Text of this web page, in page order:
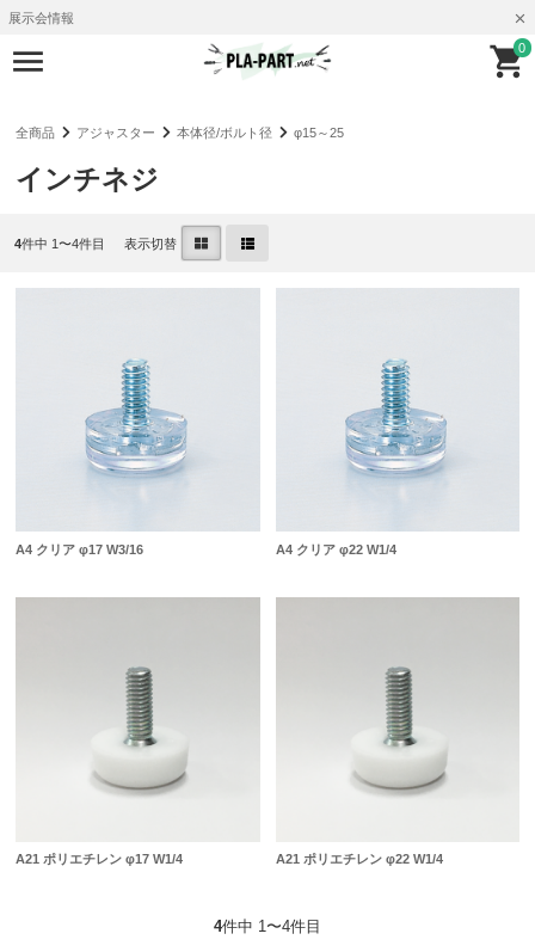
展示会情報
0
全商品 アジャスター 本体径/ボルト径 φ15～25
インチネジ
4件中 1〜4件目 表示切替
A4 クリア φ17 W3/16 A4 クリア φ22 W1/4
A21 ポリエチレン φ17 W1/4 A21 ポリエチレン φ22 W1/4
4件中 1〜4件目